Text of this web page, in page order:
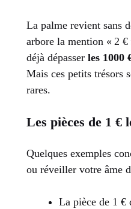
La palme revient sans
arbore la mention « 2 €
déjà dépasser les 1000
Mais ces petits trésors
rares.
Les pièces de 1 €
Quelques exemples
ou réveiller votre âme
La pièce de 1 €